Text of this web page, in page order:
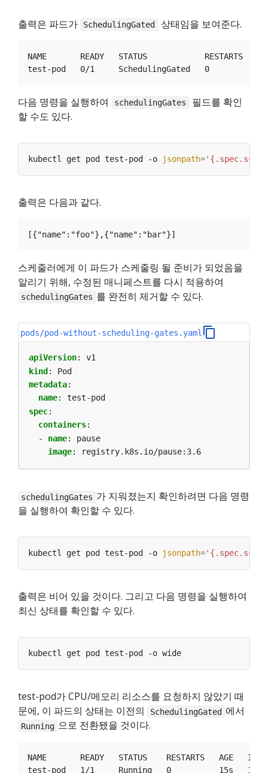
출력은 파드가 SchedulingGated 상태임을 보여준다.
NAME       READY   STATUS            RESTARTS
다음 명령을 실행하여 schedulingGates
필드를 확인
할 수도 있다.
kubectl get pod test-pod -o jsonpath=
출력은 다음과 같다.
스케줄러에게 이 파드가 스케줄링 될 준비가 되었음을
알리기 위해, 수정된 매니페스트를 다시 적용하여
schedulingGates 를 완전히 제거할 수 있다.
pods/pod-without-scheduling-gates.yaml
apiVersion:
v1
kind :
Pod
metadata:
name:
test-pod
spec:
containers:
- name:
pause
image: registry.k8s.io/pause:3.6
schedulingGates 가 지워졌는지 확인하려면 다음 명령
을 실행하여 확인할 수 있다.
kubectl get pod test-pod -o jsonpath=
출력은 비어 있을 것이다. 그리고 다음 명령을 실행하여
최신 상태를 확인할 수 있다.
test-pod가 CPU/메모리 리소스를 요청하지 않았기 때
문에, 이 파드의 상태는 이전의
SchedulingGated 에서
Running 으로 전환됐을 것이다.
NAME       READY   STATUS    RESTARTS   AGE